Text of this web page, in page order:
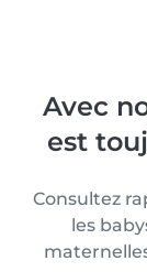
Avec
est
Consultez
les